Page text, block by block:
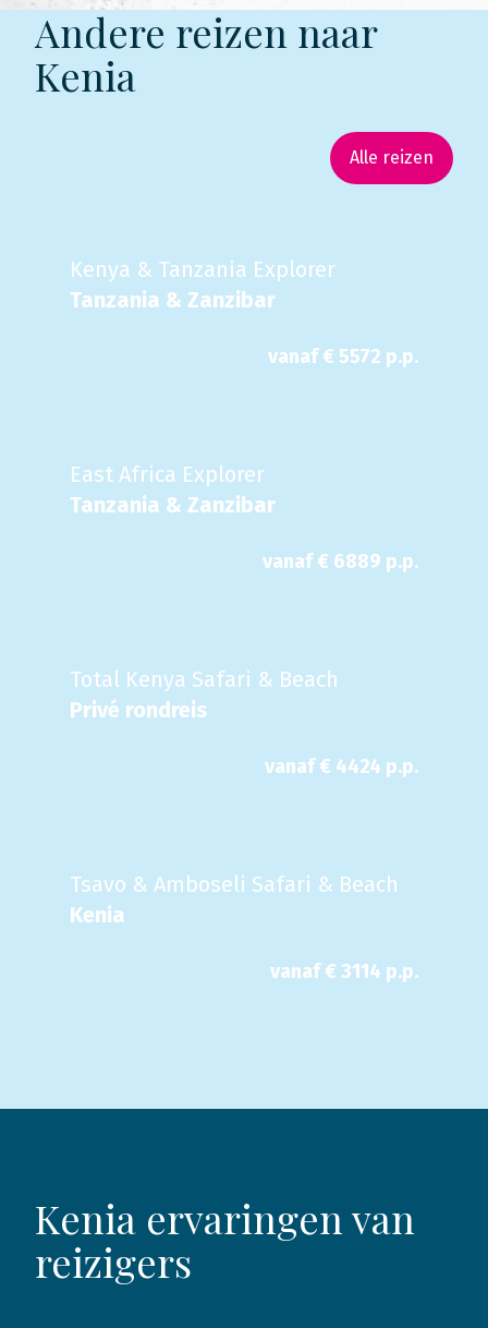
Andere reizen naar
Kenia
Alle reizen
Kenya & Tanzania Explorer
Tanzania & Zanzibar
vanaf € 5572 p.p.
East Africa Explorer
Tanzania & Zanzibar
vanaf € 6889 p.p.
Total Kenya Safari & Beach
Privé rondreis
vanaf € 4424 p.p.
Tsavo & Amboseli Safari & Beach
Kenia
vanaf € 3114 p.p.
Kenia ervaringen van
reizigers